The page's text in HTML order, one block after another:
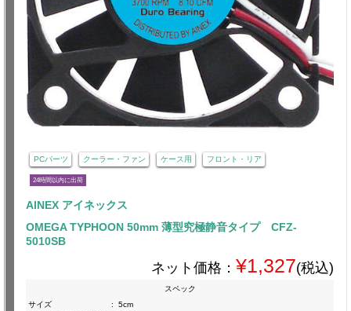
PCパーツ クーラー・ファン ケース用 フロント・リア
24時間以内に出荷
AINEX アイネックス
OMEGA TYPHOON 50mm 薄型究極静音タイプ CFZ-
5010SB
ネット価格： ¥1,327(税込)
スペック
サイズ
:
5cm